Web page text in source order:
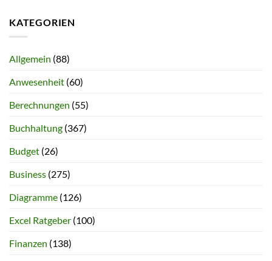
KATEGORIEN
Allgemein (88)
Anwesenheit (60)
Berechnungen (55)
Buchhaltung (367)
Budget (26)
Business (275)
Diagramme (126)
Excel Ratgeber (100)
Finanzen (138)